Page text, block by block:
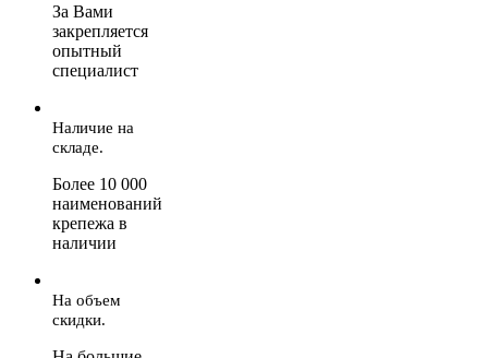
За Вами
закрепляется
опытный
специалист
Наличие на
складе.
Более 10 000
наименований
крепежа в
наличии
На объем
скидки.